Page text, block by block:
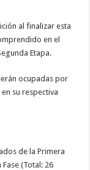
al finalizar esta
en el
Etapa.
ocupadas por
su respectiva
de la Primera
(Total: 26